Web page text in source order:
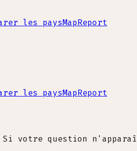
les paysMapReport
les paysMapReport
votre question